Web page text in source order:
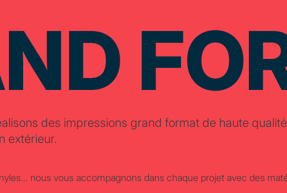
des impressions grand format de haute
extérieur.
nous vous accompagnons dans chaque projet avec des